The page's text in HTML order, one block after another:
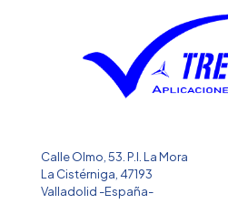
Calle Olmo, 53. P.I. La Mora
La Cistérniga, 47193
Valladolid -España-